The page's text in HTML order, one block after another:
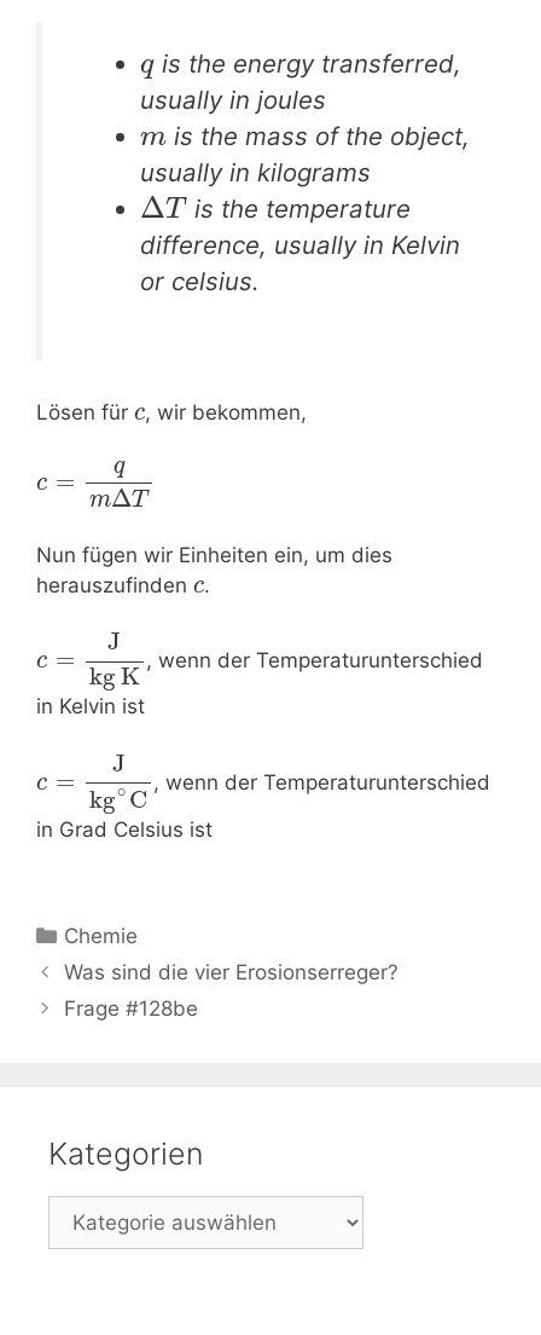
qis the energy transferred,
usually in joules
m is the mass of the object,
usually in kilograms
ΔT is the temperature
difference, usually in Kelvin
or celsius.
Lösen für c, wir bekommen,
c =
q
mΔT
Nun fügen wir Einheiten ein, um dies
herauszufinden c.
c =
J
kg K
, wenn der Temperaturunterschied
in Kelvin ist
c =
J
kg∘ C
, wenn der Temperaturunterschied
in Grad Celsius ist
Kategorien
Chemie
Beitrags-
Navigation
Was sind die vier Erosionserreger?
Frage #128be
Kategorien
Kategorien